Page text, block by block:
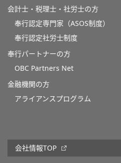
会計士・税理士・社労士の方
奉行認定専門家（ASOS制度）
奉行認定社労士制度
奉行パートナーの方
OBC Partners Net
金融機関の方
アライアンスプログラム
会社情報TOP